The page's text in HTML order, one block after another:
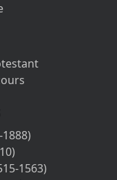
1563)